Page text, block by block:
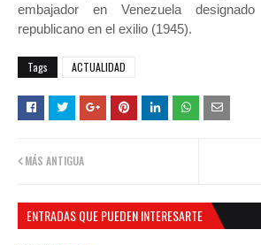
embajador en Venezuela
republicano en el exilio (1945).
Tags ACTUALIDAD
MÁS ANTIGUA
ENTRADAS QUE PUEDEN INTERESARTE